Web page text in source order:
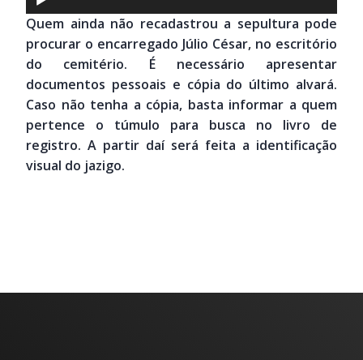
de
áudio
Quem ainda não recadastrou a sepultura pode
procurar o encarregado Júlio César, no escritório
do cemitério. É necessário apresentar
documentos pessoais e cópia do último alvará.
Caso não tenha a cópia, basta informar a quem
pertence o túmulo para busca no livro de
registro. A partir daí será feita a identificação
visual do jazigo.